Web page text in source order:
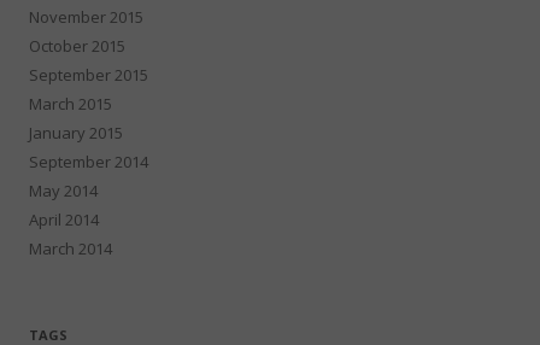
November 2015
October 2015
September 2015
March 2015
January 2015
September 2014
May 2014
April 2014
March 2014
TAGS